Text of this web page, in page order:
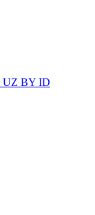
UZ BY ID